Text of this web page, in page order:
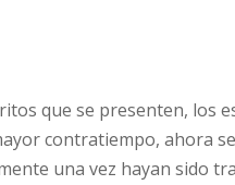
que se presenten, los
contratiempo, ahora
una vez hayan sido